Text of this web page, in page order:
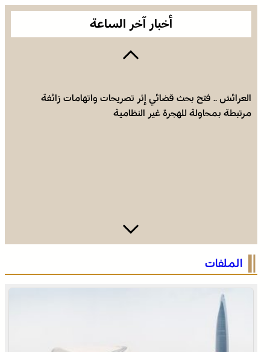
أخبار آخر الساعة
العرائش .. فتح بحث قضائي إثر تصريحات واتهامات زائفة
مرتبطة بمحاولة للهجرة غير النظامية
الصحراء المغربية .. كولومبيا تعلن تغييرا في موقفها وتعترف
بسيادة المغرب على صحرائه
الملفات